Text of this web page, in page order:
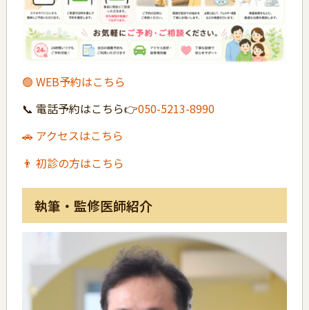
🟢 WEB予約はこちら
📞 電話予約はこちら👉050-5213-8990
🚗 アクセスはこちら
👨 初診の方はこちら
執筆・監修医師紹介